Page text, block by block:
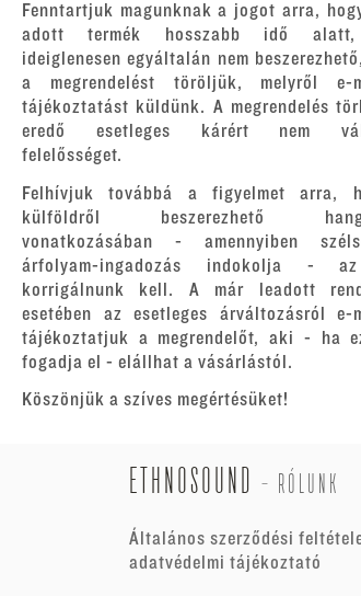
Fenntartjuk magunknak a jogot arra,
adott termék hosszabb idő
ideiglenesen egyáltalán nem
a megrendelést töröljük, melyről e-
tájékoztatást küldünk. A megrendelés
eredő esetleges kárért nem
felelősséget.
Felhívjuk továbbá a figyelmet arra,
külföldről beszerezhető
vonatkozásában - amennyiben
árfolyam-ingadozás indokolja -
korrigálnunk kell. A már leadott
esetében az esetleges árváltozásról e-
tájékoztatjuk a megrendelőt, aki - ha
fogadja el - elállhat a vásárlástól.
Köszönjük a szíves megértésüket!
ETHNOSOUND - RÓLUNK
Általános szerződési
adatvédelmi tájékoztató